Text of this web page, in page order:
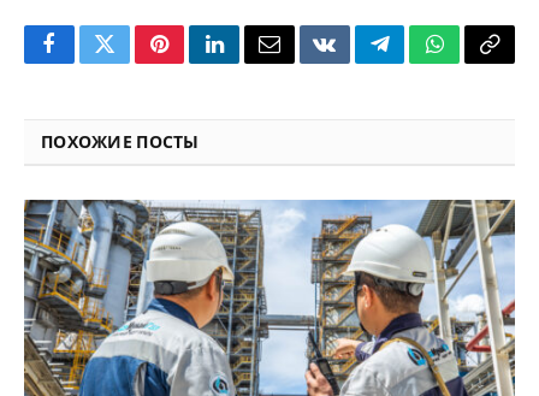
FacebookTwitterPinterestLinkedInEmailVKontakteTelegramWhatsApp
Copy
ПОХОЖИЕ ПОСТЫ